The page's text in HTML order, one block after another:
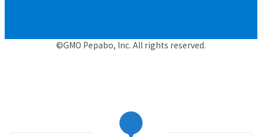
©GMO Pepabo, Inc. All rights reserved.